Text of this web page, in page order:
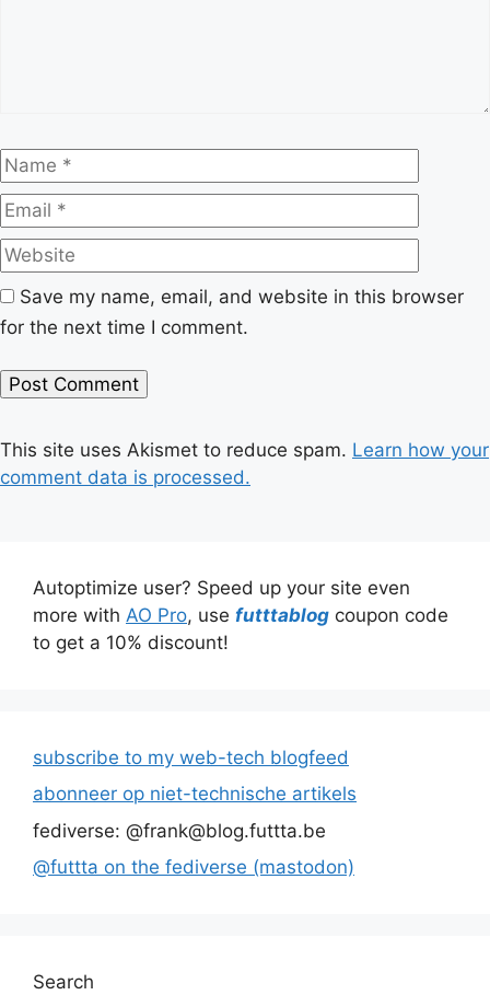
Name
Save my name, email, and website in this browser
for the next time I comment.
This site uses Akismet to reduce spam. Learn how your
comment data is processed.
Autoptimize user? Speed up your site even
more with AO Pro, use futttablog coupon code
to get a 10% discount!
subscribe to my web-tech blogfeed
abonneer op niet-technische artikels
fediverse: @frank@blog.futtta.be
@futtta on the fediverse (mastodon)
Search